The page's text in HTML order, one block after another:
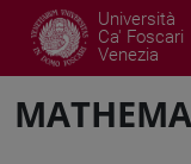
Università
Ca' Foscari
Venezia